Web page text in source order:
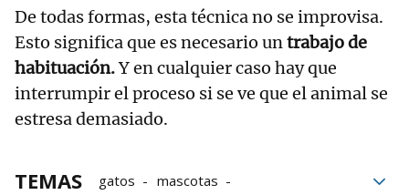
De todas formas, esta técnica no se improvisa.
Esto significa que es necesario untrabajo de
habituación.Y en cualquier caso hay que
interrumpir el proceso si se ve que el animal se
estresa demasiado.
TEMAS gatos
mascotas